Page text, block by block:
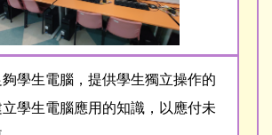
學生電腦，提供學生獨立操作的
學生電腦應用的知識，以應付未